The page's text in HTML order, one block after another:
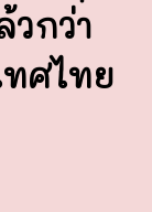
วกว่า
ศไทย